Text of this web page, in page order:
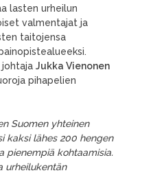
lasten urheilun
valmentajat ja
taitojensa
johtaja Jukka Vienonen
pihapelien
Suomen yhteinen
kaksi lähes 200 hengen
pienempiä kohtaamisia.
urheilukentän